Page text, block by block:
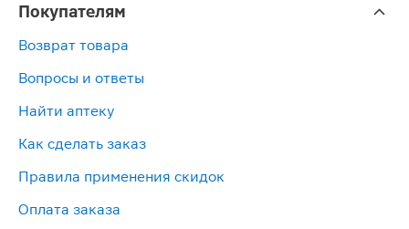
Покупателям
Возврат товара
Вопросы и ответы
Найти аптеку
Как сделать заказ
Правила применения скидок
Оплата заказа